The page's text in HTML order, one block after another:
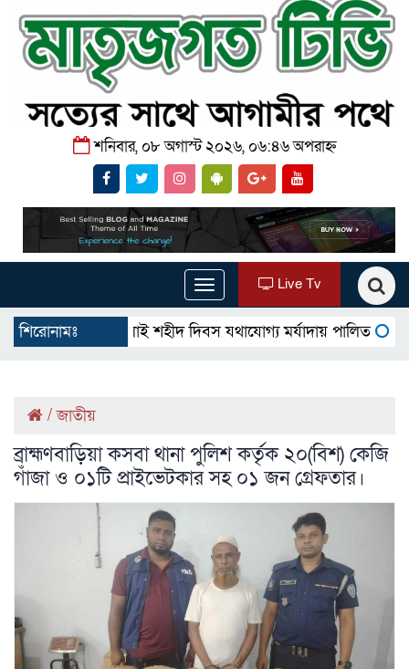
শনিবার, ০৮ অগাস্ট ২০২৬, ০৬:৪৬ অপরাহ্ন
Toggle
navigation
Live Tv
শিরোনামঃজুলাই শহীদ দিবস যথাযোগ্য মর্যাদায় পালিত উখিয়ায়
/জাতীয়
ব্রাহ্মণবাড়িয়া কসবা থানা পুলিশ কর্তৃক ২০(বিশ) কেজি
গাঁজা ও ০১টি প্রাইভেটকার সহ ০১ জন গ্রেফতার।